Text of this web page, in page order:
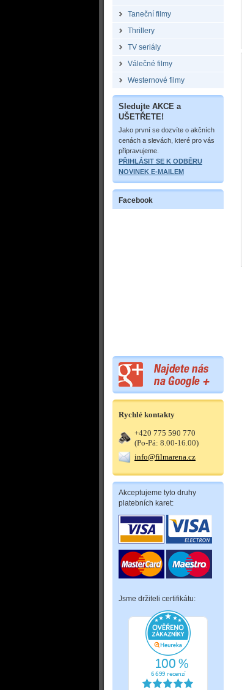
Taneční filmy
Thrillery
TV seriály
Válečné filmy
Westernové filmy
Sledujte AKCE a
UŠETŘETE!
Jako první se dozvíte o akčních
cenách a slevách, které pro vás
připravujeme.
PŘIHLÁSIT SE K ODBĚRU
NOVINEK E-MAILEM
Facebook
Rychlé kontakty
+420 775 590 770
(Po-Pá: 8.00-16.00)
info@filmarena.cz
Akceptujeme tyto druhy
platebních karet:
Jsme držiteli certifikátu: